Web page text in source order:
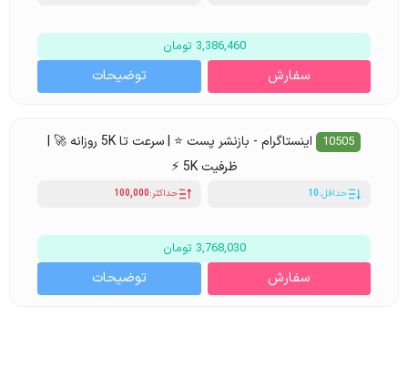
3,386,460 تومان
سفارش توضیحات
10505
اینستاگرام - بازنشر پست ⭐ | سرعت تا 5K روزانه 🚀 |
ظرفیت 5K ⚡
حداقل:10 حداکثر:100,000
3,768,030 تومان
سفارش توضیحات